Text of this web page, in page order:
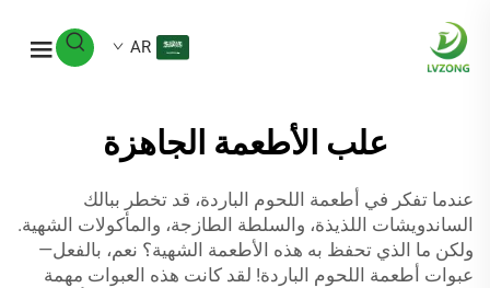
AR
علب الأطعمة الجاهزة
عندما تفكر في أطعمة اللحوم الباردة، قد تخطر ببالك
الساندويشات اللذيذة، والسلطة الطازجة، والمأكولات الشهية.
ولكن ما الذي تحفظ به هذه الأطعمة الشهية؟ نعم، بالفعل—
عبوات أطعمة اللحوم الباردة! لقد كانت هذه العبوات مهمة